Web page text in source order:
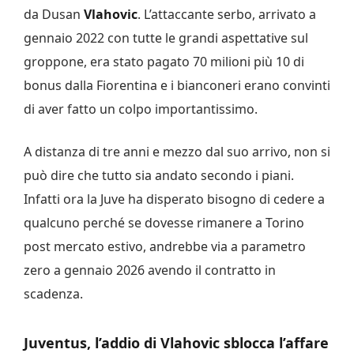
da Dusan Vlahovic. L’attaccante serbo, arrivato a
gennaio 2022 con tutte le grandi aspettative sul
groppone, era stato pagato 70 milioni più 10 di
bonus dalla Fiorentina e i bianconeri erano convinti
di aver fatto un colpo importantissimo.
A distanza di tre anni e mezzo dal suo arrivo, non si
può dire che tutto sia andato secondo i piani.
Infatti ora la Juve ha disperato bisogno di cedere a
qualcuno perché se dovesse rimanere a Torino
post mercato estivo, andrebbe via a parametro
zero a gennaio 2026 avendo il contratto in
scadenza.
Juventus, l’addio di Vlahovic sblocca l’affare